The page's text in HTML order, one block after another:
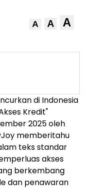
A A A
di Indonesia
Kredit"
2025 oleh
memberitahu
teks standar
akses
berkembang
dan penawaran